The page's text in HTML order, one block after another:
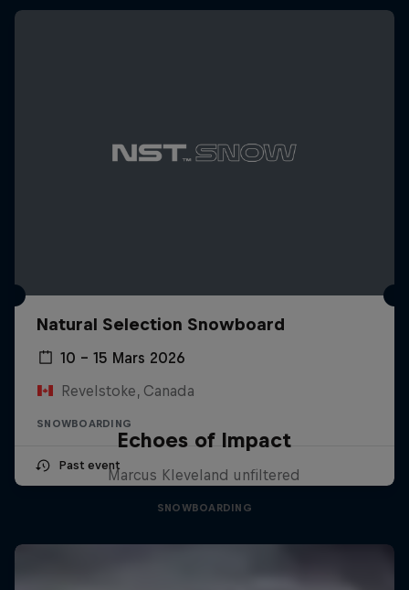
Natural Selection Snowboard
10 – 15 Mars 2026
Revelstoke, Canada
SNOWBOARDING
Past event
Echoes of Impact
Marcus Kleveland unfiltered
SNOWBOARDING